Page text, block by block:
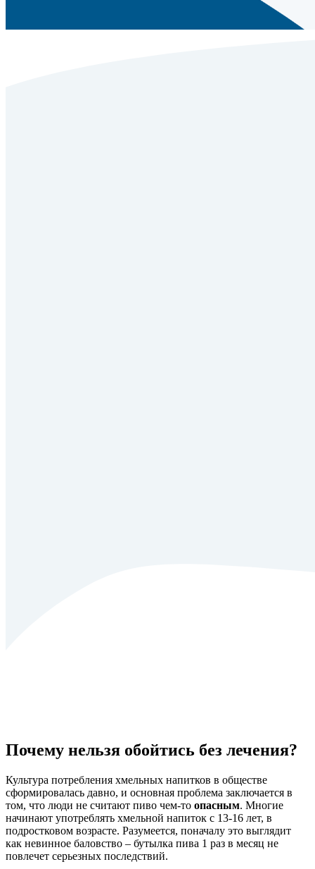
Почему нельзя обойтись без лечения?
Культура потребления хмельных напитков в обществе
сформировалась давно, и основная проблема заключается в
том, что люди не считают пиво чем-то опасным. Многие
начинают употреблять хмельной напиток с 13-16 лет, в
подростковом возрасте. Разумеется, поначалу это выглядит
как невинное баловство – бутылка пива 1 раз в месяц не
повлечет серьезных последствий.